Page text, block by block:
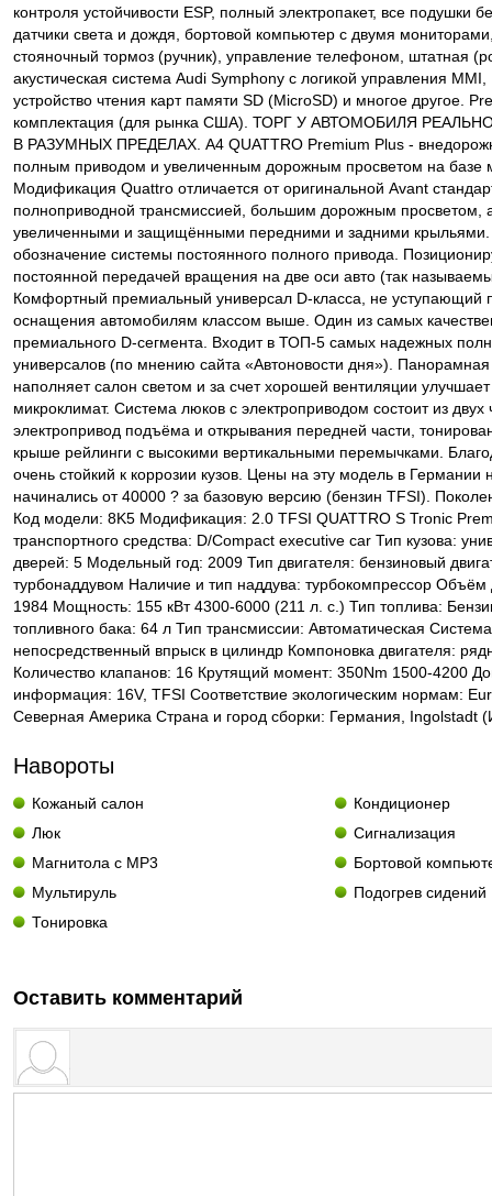
контроля устойчивости ESP, полный электропакет, все подушки
датчики света и дождя, бортовой компьютер с двумя
стояночный тормоз (ручник), управление телефоном, штатная
акустическая система Audi Symphony с логикой управления
устройство чтения карт памяти SD (MicroSD) и многое другое.
комплектация (для рынка США). ТОРГ У АВТОМОБИЛЯ
В РАЗУМНЫХ ПРЕДЕЛАХ. A4 QUATTRO Premium Plus -
полным приводом и увеличенным дорожным просветом на базе
Модификация Quattro отличается от оригинальной Avant
полноприводной трансмиссией, большим дорожным просветом,
увеличенными и защищёнными передними и задними крыльями.
обозначение системы постоянного полного привода.
постоянной передачей вращения на две оси авто (так
Комфортный премиальный универсал D-класса, не уступающий
оснащения автомобилям классом выше. Один из самых
премиального D-сегмента. Входит в ТОП-5 самых надежных
универсалов (по мнению сайта «Автоновости дня»).
наполняет салон светом и за счет хорошей вентиляции
микроклимат. Система люков с электроприводом состоит из двух
электропривод подъёма и открывания передней части,
крыше рейлинги с высокими вертикальными перемычками.
очень стойкий к коррозии кузов. Цены на эту модель в Германии
начинались от 40000 ? за базовую версию (бензин TFSI).
Код модели: 8K5 Модификация: 2.0 TFSI QUATTRO S Tronic
транспортного средства: D/Compact executive car Тип кузова:
дверей: 5 Модельный год: 2009 Тип двигателя: бензиновый
турбонаддувом Наличие и тип наддува: турбокомпрессор Объём
1984 Мощность: 155 кВт 4300-6000 (211 л. с.) Тип топлива:
топливного бака: 64 л Тип трансмиссии: Автоматическая
непосредственный впрыск в цилиндр Компоновка двигателя:
Количество клапанов: 16 Крутящий момент: 350Nm 1500-4200
информация: 16V, TFSI Соответствие экологическим нормам:
Северная Америка Страна и город сборки: Германия, Ingolstadt
Навороты
Кожаный салон
Кондиционер
Люк
Сигнализация
Магнитола с MP3
Бортовой
Мультируль
Подогрев сидений
Тонировка
Оставить комментарий